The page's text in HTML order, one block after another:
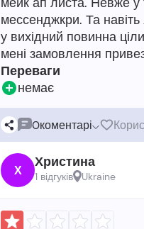
мессенджкри. Та
у вихідний повинна
Переваги
немає
0коментарі
Х Христина
1 відгукiв Ukraine